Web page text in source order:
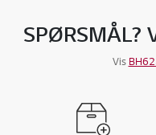
SPØRSMÅL?
Vis